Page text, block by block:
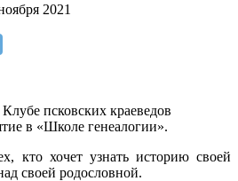
2021
псковских краеведов
в «Школе генеалогии».
кто хочет узнать историю своей
своей родословной.